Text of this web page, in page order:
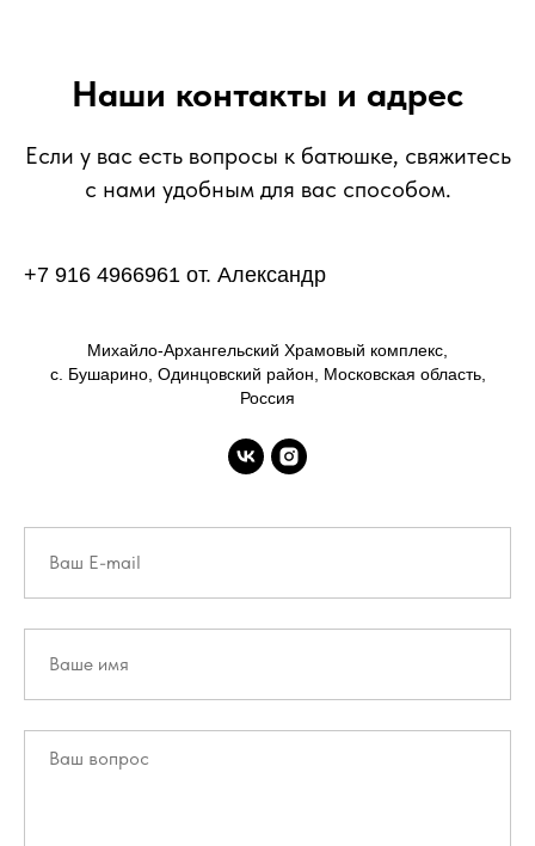
Наши контакты и адрес
Если у вас есть вопросы к батюшке, свяжитесь
с нами удобным для вас способом.
+7 916 4966961 от. Александр
Михайло-Архангельский Храмовый комплекс,
с. Бушарино, Одинцовский район, Московская область,
Россия